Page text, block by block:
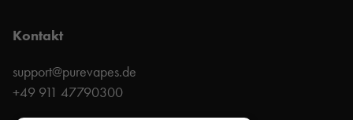
Kontakt
support@purevapes.de
+49 911 47790300